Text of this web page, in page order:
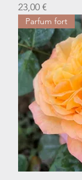
Prix
23,00 €
Parfum fort